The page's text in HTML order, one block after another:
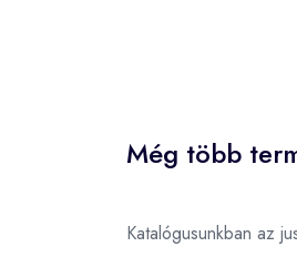
Még több
Katalógusunkban az